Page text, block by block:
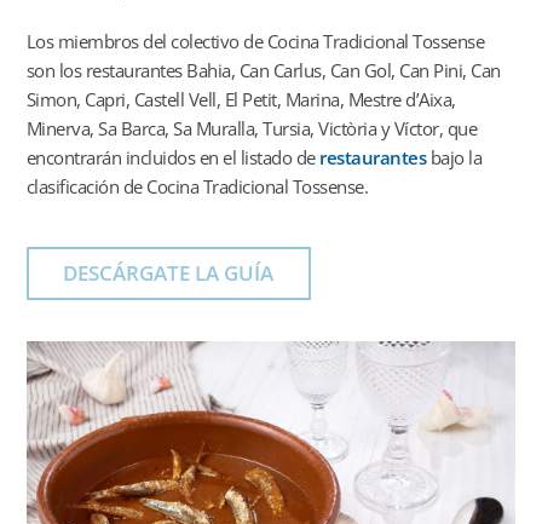
Los miembros del colectivo de Cocina Tradicional Tossense
son los restaurantes Bahia, Can Carlus, Can Gol, Can Pini, Can
Simon, Capri, Castell Vell, El Petit, Marina, Mestre d’Aixa,
Minerva, Sa Barca, Sa Muralla, Tursia, Victòria y Víctor, que
encontrarán incluidos en el listado de restaurantesbajo la
clasificación de Cocina Tradicional Tossense.
DESCÁRGATE LA GUÍA